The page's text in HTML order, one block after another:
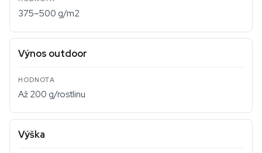
375–500 g/m2
Výnos outdoor
Až 200 g/rostlinu
Výška